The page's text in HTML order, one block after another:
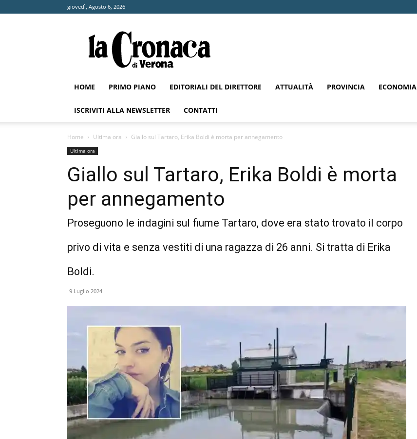
giovedì, Agosto 6, 2026
Cronaca
di
Verona
HOME PRIMO PIANO EDITORIALI DEL DIRETTORE ATTUALITÀ PROVINCIA ECONOMIA
ISCRIVITI ALLA NEWSLETTER CONTATTI
Home Ultima ora Giallo sul Tartaro, Erika Boldi è morta per annegamento
Ultima ora
Giallo sul Tartaro, Erika Boldi è morta
per annegamento
Proseguono le indagini sul fiume Tartaro, dove era stato trovato il corpo
privo di vita e senza vestiti di una ragazza di 26 anni. Si tratta di Erika
Boldi.
9 Luglio 2024